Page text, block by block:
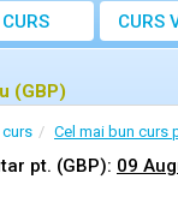
CURS
(GBP)
curs Cel mai bun curs
pt. (GBP): 09